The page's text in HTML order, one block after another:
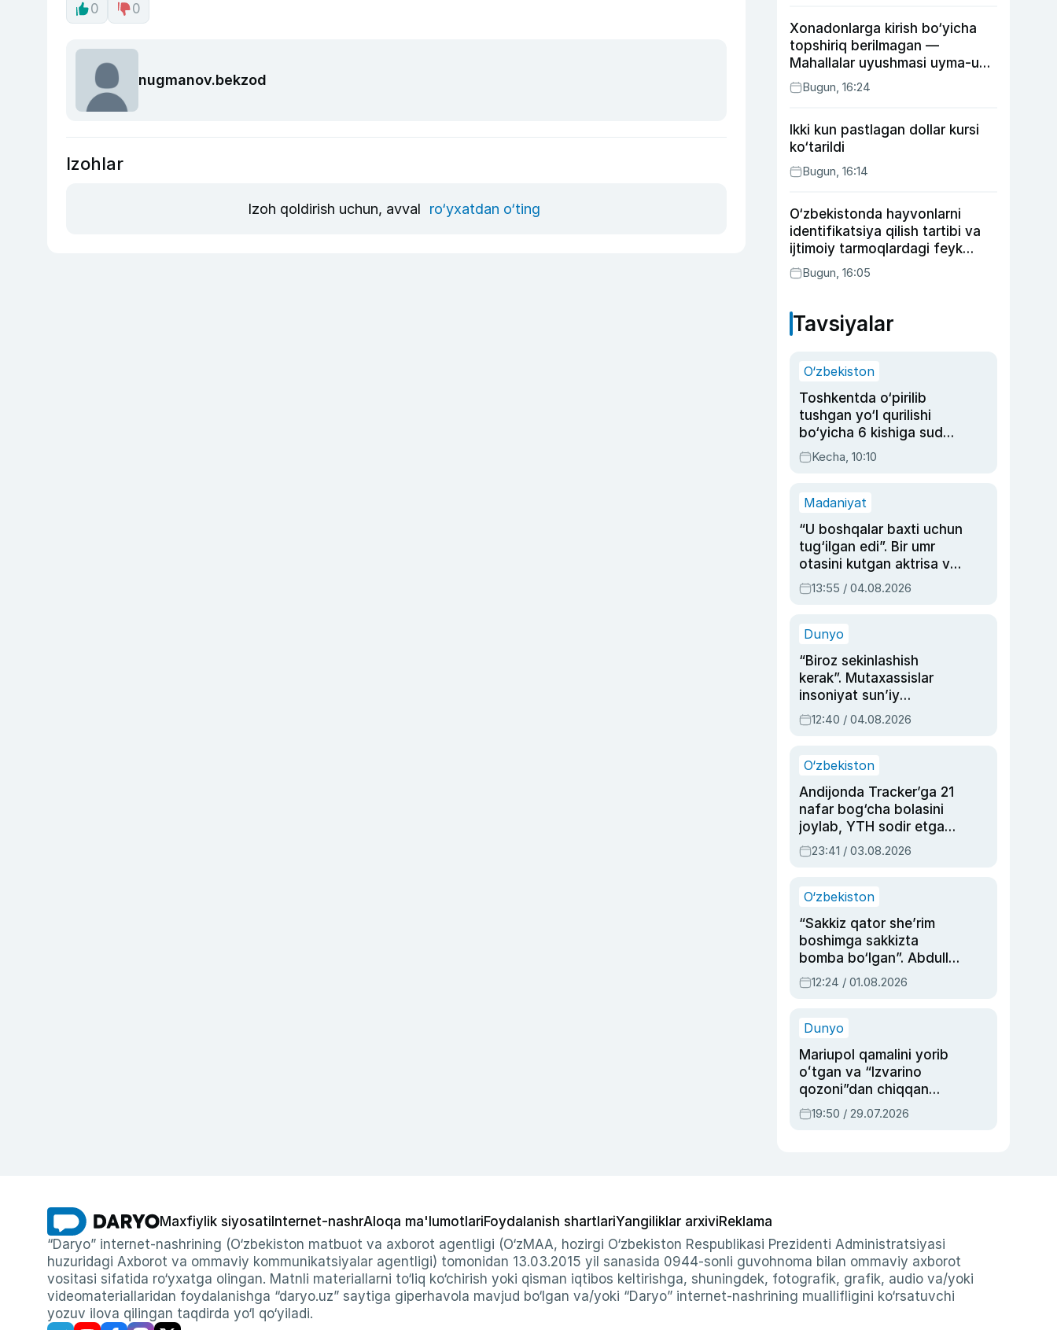
0 0
nugmanov.bekzod
Izohlar
Izoh qoldirish uchun, avval ro‘yxatdan o‘ting
Xonadonlarga kirish bo‘yicha
topshiriq berilmagan —
Mahallalar uyushmasi uyma-uy
yurgan mas’ullar haqida
Bugun, 16:24
Ikki kun pastlagan dollar kursi
ko‘tarildi
Bugun, 16:14
O‘zbekistonda hayvonlarni
identifikatsiya qilish tartibi va
ijtimoiy tarmoqlardagi feyk
xabarlarga izoh berildi
Bugun, 16:05
Tavsiyalar
O‘zbekiston
Toshkentda o‘pirilib
tushgan yo‘l qurilishi
bo‘yicha 6 kishiga sud
hukmi o‘qildi
Kecha, 10:10
Madaniyat
“U boshqalar baxti uchun
tug‘ilgan edi”. Bir umr
otasini kutgan aktrisa va
dublyaj ustasi Rimma
Ahmedovaning
13:55 / 04.08.2026
Dunyo
“Biroz sekinlashish
kerak”. Mutaxassislar
insoniyat sun’iy
intellektni boshqara
olmay qolishidan xavotir
12:40 / 04.08.2026
O‘zbekiston
Andijonda Tracker’ga 21
nafar bog‘cha bolasini
joylab, YTH sodir etgan
ayolga sud hukmi o‘qildi
23:41 / 03.08.2026
O‘zbekiston
“Sakkiz qator she’rim
boshimga sakkizta
bomba bo‘lgan”. Abdulla
Oripovni siyosiy
ayblovlardan asrab
12:24 / 01.08.2026
Dunyo
Mariupol qamalini yorib
oʻtgan va “Izvarino
qozoni”dan chiqqan
qahramon — Ukraina
armiyasi bosh
19:50 / 29.07.2026
Maxfiylik siyosati Internet-nashrAloqa ma'lumotlariFoydalanish shartlariYangiliklar arxiviReklama
“Daryo” internet-nashrining (O‘zbekiston matbuot va axborot agentligi (O‘zMAA, hozirgi O‘zbekiston Respublikasi Prezidenti Administratsiyasi
huzuridagi Axborot va ommaviy kommunikatsiyalar agentligi) tomonidan 13.03.2015 yil sanasida 0944-sonli guvohnoma bilan ommaviy axborot
vositasi sifatida ro‘yxatga olingan. Matnli materiallarni to‘liq ko‘chirish yoki qisman iqtibos keltirishga, shuningdek, fotografik, grafik, audio va/yoki
videomateriallaridan foydalanishga “daryo.uz” saytiga giperhavola mavjud bo‘lgan va/yoki “Daryo” internet-nashrining muallifligini ko‘rsatuvchi
yozuv ilova qilingan taqdirda yo‘l qo‘yiladi.